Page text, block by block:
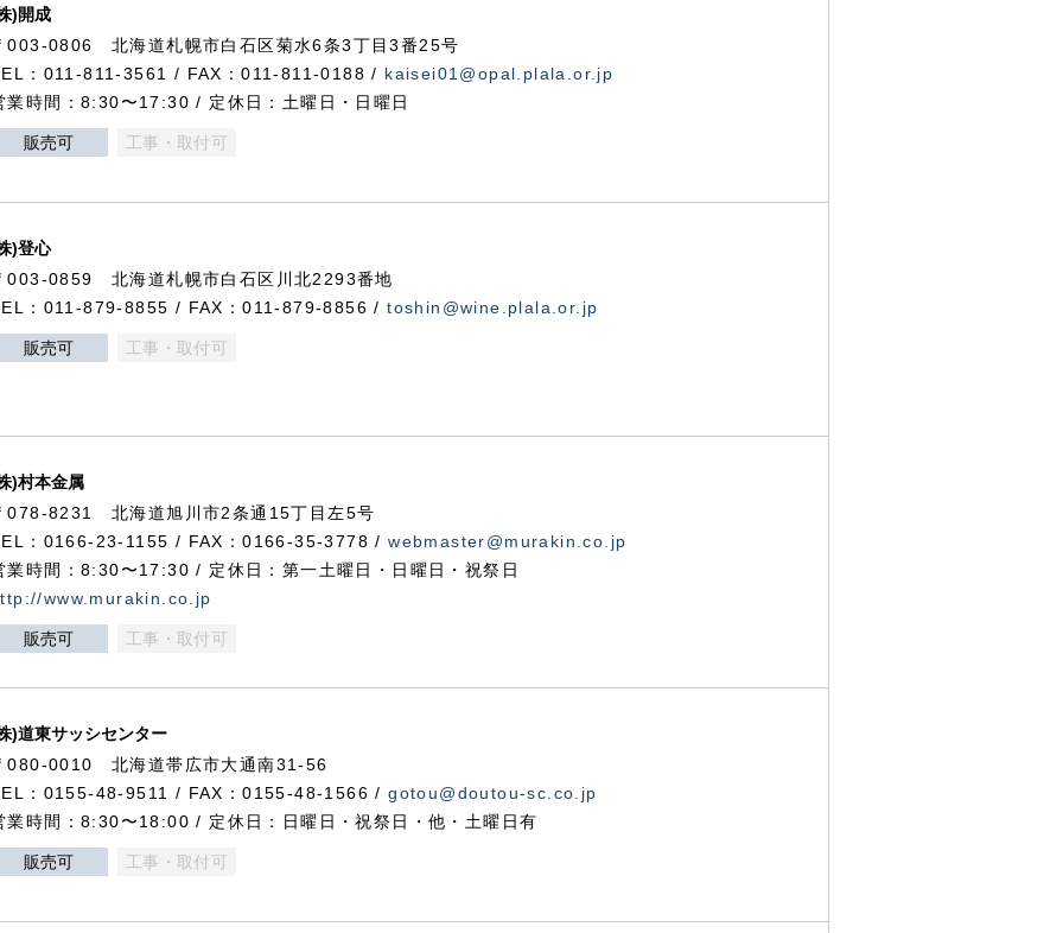
)開成
003-0806 北海道札幌市白石区菊水6条3丁目3番25号
：011-811-3561 / FAX：011-811-0188 / kaisei01@opal.plala.or.jp
業時間：8:30〜17:30 / 定休日：土曜日・日曜日
販売可 工事・取付可
)登心
003-0859 北海道札幌市白石区川北2293番地
：011-879-8855 / FAX：011-879-8856 /toshin@wine.plala.or.jp
販売可 工事・取付可
)村本金属
078-8231 北海道旭川市2条通15丁目左5号
：0166-23-1155 / FAX：0166-35-3778 /webmaster@murakin.co.jp
業時間：8:30〜17:30 / 定休日：第一土曜日・日曜日・祝祭日
www.murakin.co.jp
販売可 工事・取付可
)道東サッシセンター
080-0010 北海道帯広市大通南31-56
：0155-48-9511 / FAX：0155-48-1566 /gotou@doutou-sc.co.jp
業時間：8:30〜18:00 / 定休日：日曜日・祝祭日・他・土曜日有
販売可 工事・取付可